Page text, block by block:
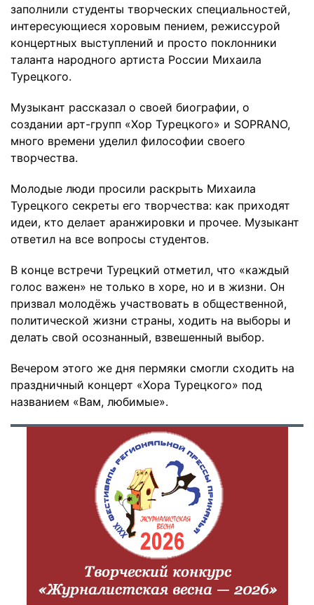
заполнили студенты творческих специальностей,
интересующиеся хоровым пением, режиссурой
концертных выступлений и просто поклонники
таланта народного артиста России Михаила
Турецкого.
Музыкант рассказал о своей биографии, о
создании арт-групп «Хор Турецкого» и SOPRANO,
много времени уделил философии своего
творчества.
Молодые люди просили раскрыть Михаила
Турецкого секреты его творчества: как приходят
идеи, кто делает аранжировки и прочее. Музыкант
ответил на все вопросы студентов.
В конце встречи Турецкий отметил, что «каждый
голос важен» не только в хоре, но и в жизни. Он
призвал молодёжь участвовать в общественной,
политической жизни страны, ходить на выборы и
делать свой осознанный, взвешенный выбор.
Вечером этого же дня пермяки смогли сходить на
праздничный концерт «Хора Турецкого» под
названием «Вам, любимые».